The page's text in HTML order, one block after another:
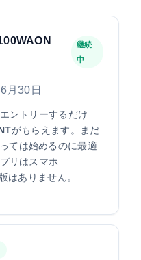
継続
中
月30日
ントリーするだけ
がもらえます。まだ
ては始めるのに最適
リはスマホ
はありません。